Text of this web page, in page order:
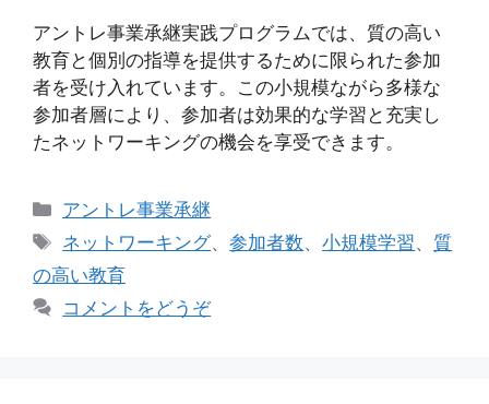
アントレ事業承継実践プログラムでは、質の高い
教育と個別の指導を提供するために限られた参加
者を受け入れています。この小規模ながら多様な
参加者層により、参加者は効果的な学習と充実し
たネットワーキングの機会を享受できます。
カ
テ
ゴ
リ
ー
アントレ事業承継
タ
グ
ネットワーキング、参加者数、小規模学習、 質
の高い教育
コメントをどうぞ